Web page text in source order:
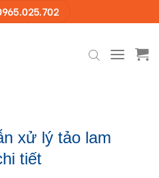
xử lý tảo lam
tiết